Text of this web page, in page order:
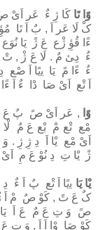
وًا ﺗَﺎ ﻛَﺎ ژِ ءٌ ﻋَﺮ اَىْ
کْ ﻟَﺎ ﻋَﺮ اَ , بٌ اَ ﺗَﺎ
ءًا ﻗُﻮِٔ ژْع عَ ژً ﻳَﺎ
ءٌ دِﻰٔ مٌ . ﻟَﺎ عَ ژْ ,
ءٌ ءًا مً ﻳَﺎ ﻳﯾًﺎ اَ
اَ ﺗْﻊ اَىْ ﺻَﺎ دْا ءٌ اَ ءًا
وًا , ﻋَﺮ اَىْ صً پٌ عَ مً
ﻣْﻊ ﺗْﻊ مْ ﺑْﻊ عَ مٌ
اَىْ ﻣْﻊ ﻳْﺎ اَ دِ ژِ ژِ
ژً ﻳْﺎ تِ دِ ﻧُﻮْ عَ مِ
ﻳْﺎ ﻳَﺎ ﻳﯾًﺎ اَ ﺗْﻊ پٌ اَ
کٌ عَ تً , ﻛَﻮْ صٌ مْ اَ ژْ
صً وَ تِ عَ مٌ عَ اَ ﻳَﺎ
ﻛَﻮْ ﺻَﺎ وْا اَ اَ , وَ تِ